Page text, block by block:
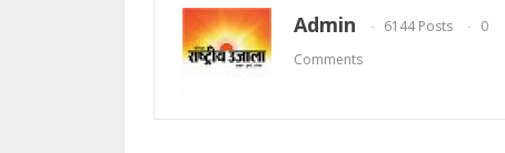
Admin 6144 Posts
0
Comments